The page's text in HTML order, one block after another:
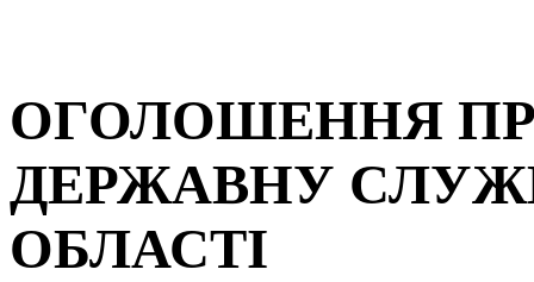
ОГОЛОШЕННЯ
ДЕРЖАВНУ
ОБЛАСТІ